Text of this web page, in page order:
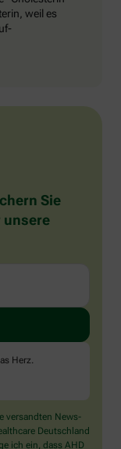
weil es
Sie
unsere
Herz.
versandten News-
Deutschland
ich ein, dass AHD